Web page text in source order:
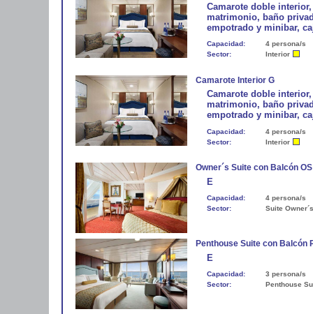
Camarote doble
matrimonio, baño
empotrado y minibar,
Capacidad:
4 persona/s
Sector:
Interior
Camarote Interior G
Camarote doble
matrimonio, baño
empotrado y minibar,
Capacidad:
4 persona/s
Sector:
Interior
Owner´s Suite con Balcón OS
E
Capacidad:
4 persona/s
Sector:
Suite
Penthouse Suite con Balcón
E
Capacidad:
3 persona/s
Sector:
Penthouse